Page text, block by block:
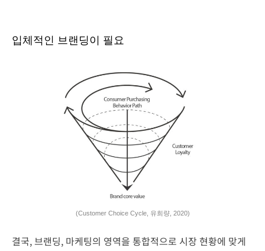
입체적인 브랜딩이 필요
(Customer Choice Cycle, 유희량, 2020)
결국, 브랜딩, 마케팅의 영역을 통합적으로 시장 현황에 맞게